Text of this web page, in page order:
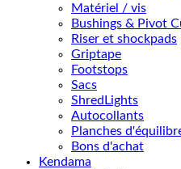
Matériel / vis
Bushings & Pivot
Riser et shockpads
Griptape
Footstops
Sacs
ShredLights
Autocollants
Planches
Bons d'achat
Kendama